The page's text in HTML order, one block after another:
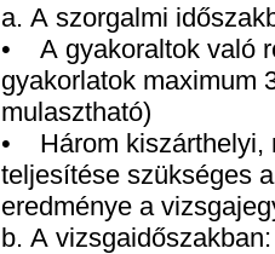
a. A szorgalmi
• A gyakoraltok való
gyakorlatok maximum
mulasztható)
• Három kiszárthelyi,
teljesítése szükséges
eredménye a
b. A